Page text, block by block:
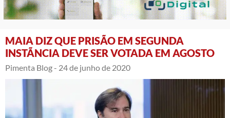
MAIA DIZ QUE PRISÃO EM SEGUNDA
INSTÃNCIA DEVE SER VOTADA EM AGOSTO
Pimenta Blog - 24 de junho de 2020